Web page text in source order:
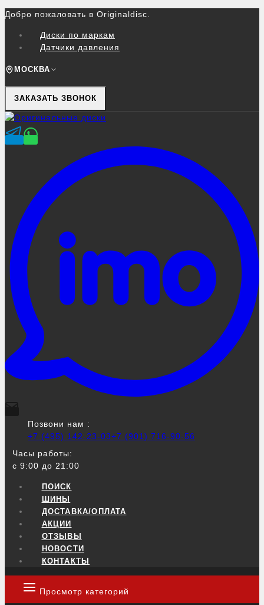
Перейти
контенту
Добро пожаловать в Originaldisc.
Диски по маркам
Датчики давления
МОСКВА
ЗАКАЗАТЬ ЗВОНОК
Позвони нам :
+7 (495) 142-23-03+7 (901) 716-90-56
Часы работы:
с 9:00 до 21:00
ПОИСК
ШИНЫ
ДОСТАВКА/ОПЛАТА
АКЦИИ
ОТЗЫВЫ
НОВОСТИ
КОНТАКТЫ
Просмотр категорий